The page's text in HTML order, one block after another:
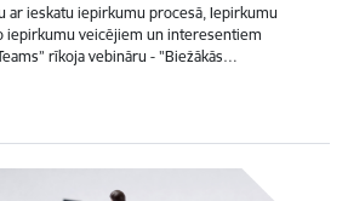
ar ieskatu iepirkumu procesā, Iepirkumu
iepirkumu veicējiem un interesentiem
rīkoja vebināru - "Biežākās…